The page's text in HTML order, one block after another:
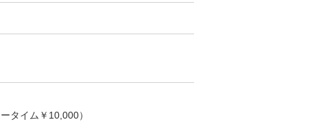
タイム￥10,000）